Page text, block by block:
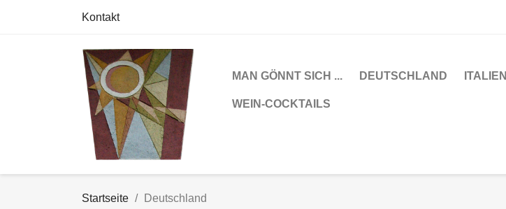
Kontakt
MAN GÖNNT SICH ... DEUTSCHLAND ITALIEN
WEIN-COCKTAILS
Startseite Deutschland